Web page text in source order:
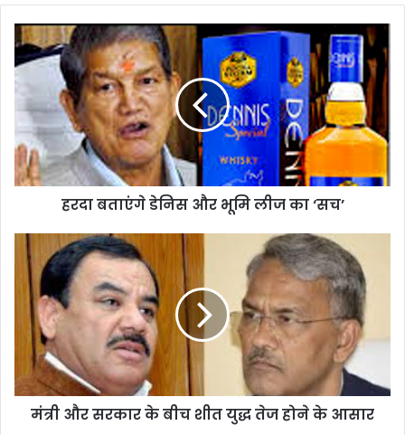
हरदा
बताएंगे
डेनिस
भूमि
लीज
का
‘सच’
हरदा बताएंगे डेनिस और भूमि लीज का ‘सच’
मंत्री
और
सरकार
तेज
होने
मंत्री और सरकार के बीच शीत युद्ध तेज होने के आसार